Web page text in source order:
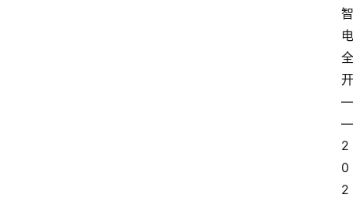
智
电
全
开
—
—
2
0
2